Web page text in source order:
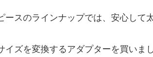
ースのラインナップでは、安心して
イズを変換するアダプターを買いまし